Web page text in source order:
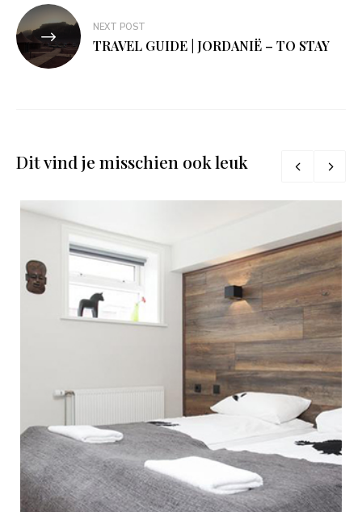
NEXT POST
TRAVEL GUIDE | JORDANIË – TO STAY
Dit vind je misschien ook leuk